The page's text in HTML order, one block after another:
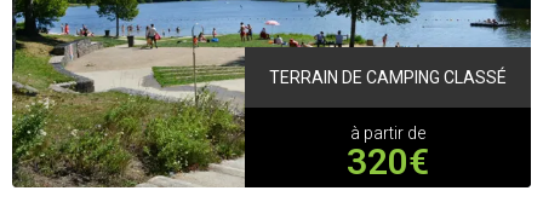
TERRAIN DE CAMPING CLASSÉ
à partir de
320€